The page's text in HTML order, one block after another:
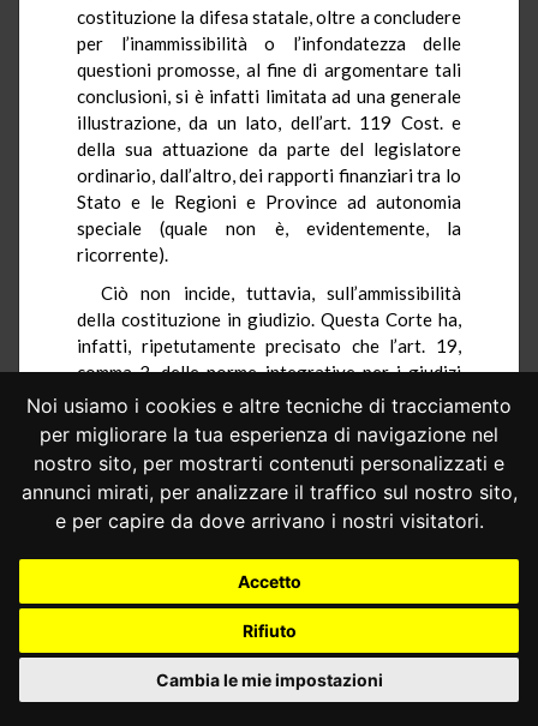
Noi usiamo i cookies e altre tecniche di tracciamento
per migliorare la tua esperienza di navigazione nel
nostro sito, per mostrarti contenuti personalizzati e
annunci mirati, per analizzare il traffico sul nostro sito,
e per capire da dove arrivano i nostri visitatori.
Accetto
Rifiuto
Cambia le mie impostazioni
costituzione la difesa statale, oltre a concludere
per l’inammissibilità o l’infondatezza delle
questioni promosse, al fine di argomentare tali
conclusioni, si è infatti limitata ad una generale
illustrazione, da un lato, dell’art. 119 Cost. e
della sua attuazione da parte del legislatore
ordinario, dall’altro, dei rapporti finanziari tra lo
Stato e le Regioni e Province ad autonomia
speciale (quale non è, evidentemente, la
ricorrente).
Ciò non incide, tuttavia, sull’ammissibilità
della costituzione in giudizio. Questa Corte ha,
infatti, ripetutamente precisato che l’art. 19,
comma 3, delle norme integrative per i giudizi
davanti alla Corte costituzionale, in base al
quale l’atto di costituzione della parte
resistente contiene «le conclusioni e
l’illustrazione delle stesse», «mira […] a stimolare
l’apporto argomentativo delle parti, senza che
siano prefigurabili conseguenze sanzionatorie
nel caso di mancata illustrazione delle
conclusioni formulate» (sentenza n. 87 del 2012
nello stesso senso,sentenza n. 168 del 2010,
ordinanza n. 156 del 2012).
Anche l’inconferenza delle argomentazioni
addotte non incide, per analoghe ragioni,